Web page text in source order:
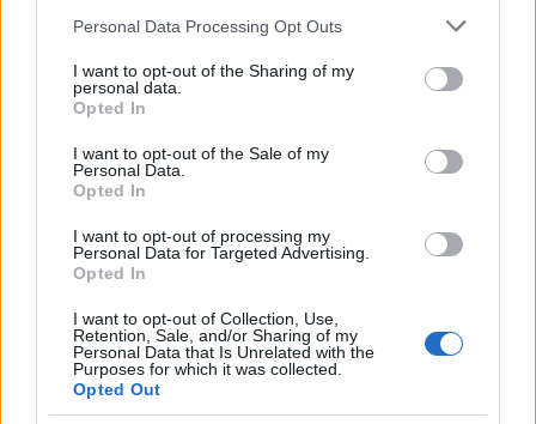
Please note that this website/app uses one or more Google
not limited to your visit or usage behaviour. You may click to
grant or deny consent to Google and its third-party tags to
use your data for below specified purposes in below Google
consent section.
Personal Data Processing Opt Outs
I want to opt-out of the Sharing of my
personal data.
Opted In
I want to opt-out of the Sale of my
Personal Data.
Opted In
I want to opt-out of processing my
Personal Data for Targeted Advertising.
Opted In
I want to opt-out of Collection, Use,
Retention, Sale, and/or Sharing of my
Personal Data that Is Unrelated with the
Purposes for which it was collected.
Opted Out